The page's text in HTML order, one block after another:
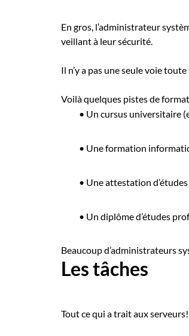
En gros, l’administrateur
veillant à leur sécurité.
Il n’y a pas une seule voie
Voilà quelques pistes de
• Un cursus universitaire
• Une formation
• Une attestation
• Un diplôme d’études
Beaucoup d’administrateurs
Les tâches
Tout ce qui a trait aux